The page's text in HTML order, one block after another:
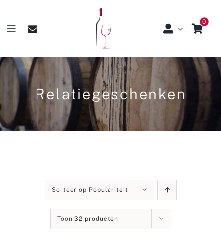
to
0
Toggle
Home
Over Ons
Assortiment
Wijnproeverijen
Klantenservice
Relatiegeschenken
Sorteer op Populariteit
Toon 32 producten